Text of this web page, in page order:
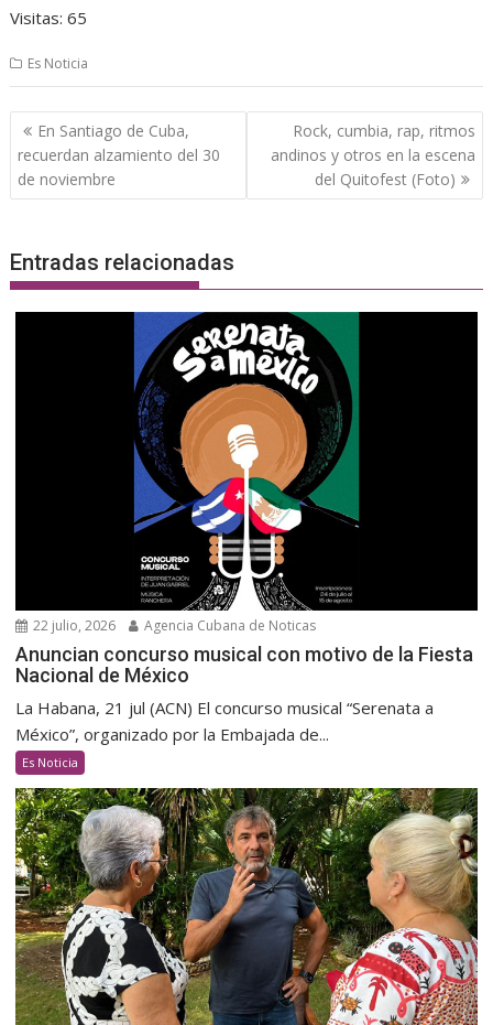
Visitas: 65
Es Noticia
Navegación
de
entradas
En Santiago de Cuba,
recuerdan alzamiento del 30
de noviembre
Rock, cumbia, rap, ritmos
andinos y otros en la escena
del Quitofest (Foto)
Entradas relacionadas
22 julio, 2026 Agencia Cubana de Noticas
Anuncian concurso musical con motivo de la Fiesta
Nacional de México
La Habana, 21 jul (ACN) El concurso musical “Serenata a
México”, organizado por la Embajada de...
Es Noticia